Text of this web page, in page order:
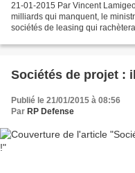
21-01-2015 Par Vincent
milliards qui manquent, le
sociétés de leasing qui
Sociétés de projet :
Publié le 21/01/2015 à 08:56
Par RP Defense